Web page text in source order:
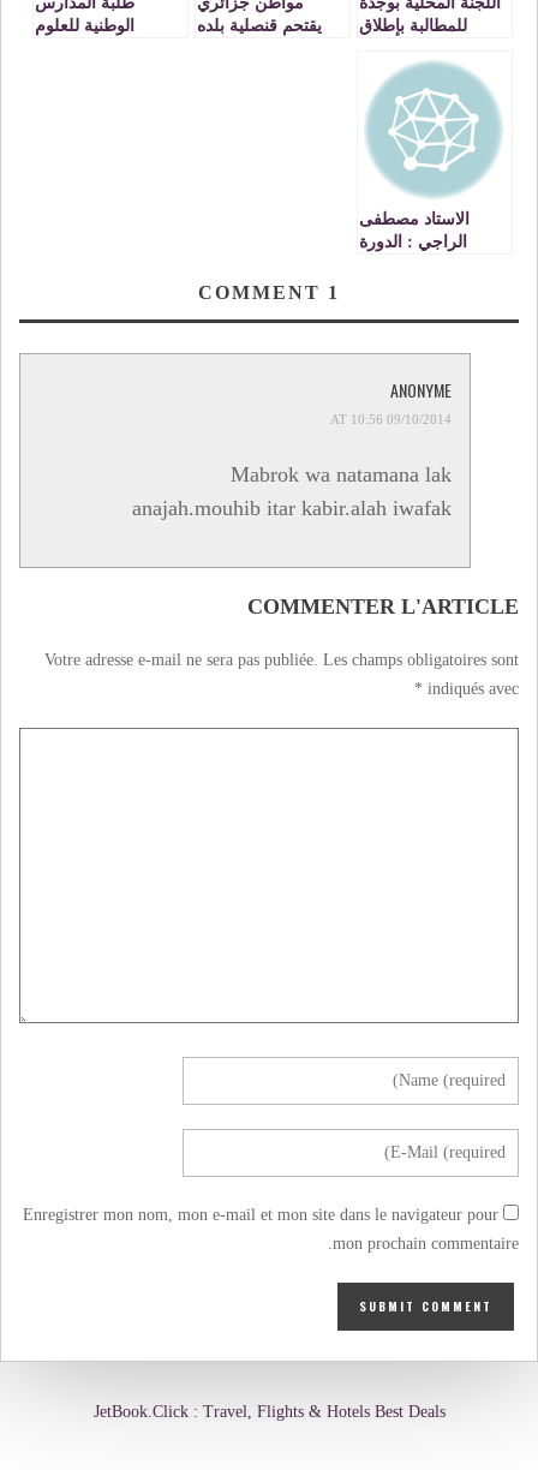
للمطالبة بإطلاق
بوعرفة تنظم وقفة
احتجاجية امام مقر
ولاية وجدة VIDEOS
يقتحم قنصلية بلده
الوطنية للعلوم
الاستاد مصطفى
الراجي : الدورة
1
ANONYME
09/10/2014 AT 10:56
Mabrok wa natamana lak
anajah.mouhib itar kabir.alah iwafak
COMMENTER L'ARTICLE
Votre adresse e-mail ne sera pas publiée. Les champs obligatoires sont
indiqués avec
*
Enregistrer mon nom, mon e-mail et mon site dans le navigateur pour
mon prochain commentaire.
JetBook.Click : Travel, Flights & Hotels Best Deals